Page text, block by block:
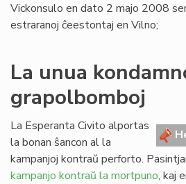
Vickonsulo en dato 2 majo 2008
estraranoj ĉeestontaj en Vilno;
La unua
grapolbomboj
La Esperanta Civito alportas
la bonan ŝancon al la
kampanjoj kontraŭ perforto.
kampanjo kontraŭ la mortpuno, kaj